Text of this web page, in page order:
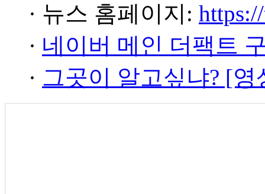
· 뉴스 홈페이지:
· 네이버 메인 더팩트
· 그곳이 알고싶냐? [